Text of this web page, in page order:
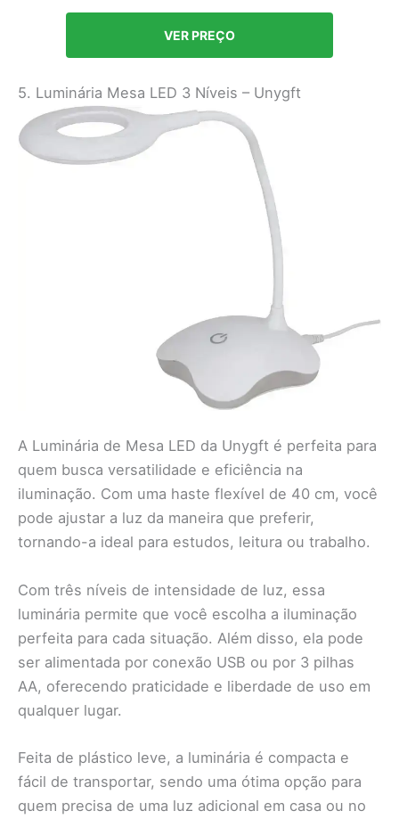
VER PREÇO
5. Luminária Mesa LED 3 Níveis – Unygft
A Luminária de Mesa LED da Unygft é perfeita para
quem busca versatilidade e eficiência na
iluminação. Com uma haste flexível de 40 cm, você
pode ajustar a luz da maneira que preferir,
tornando-a ideal para estudos, leitura ou trabalho.
Com três níveis de intensidade de luz, essa
luminária permite que você escolha a iluminação
perfeita para cada situação. Além disso, ela pode
ser alimentada por conexão USB ou por 3 pilhas
AA, oferecendo praticidade e liberdade de uso em
qualquer lugar.
Feita de plástico leve, a luminária é compacta e
fácil de transportar, sendo uma ótima opção para
quem precisa de uma luz adicional em casa ou no